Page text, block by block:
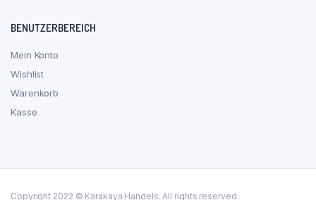
BENUTZERBEREICH
Mein Konto
Wishlist
Warenkorb
Kasse
Copyright 2022 © Karakaya Handels. All rights reserved.